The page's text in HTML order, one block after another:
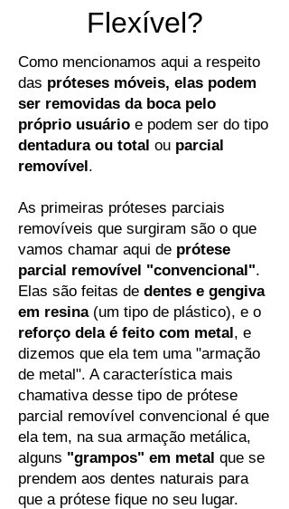
Flexível?
Como mencionamos aqui a respeito
das próteses móveis, elas podem
ser removidas da boca pelo
próprio usuário e podem ser do tipo
dentadura ou total ou parcial
removível.
As primeiras próteses parciais
removíveis que surgiram são o que
vamos chamar aqui de prótese
parcial removível "convencional".
Elas são feitas de dentes e gengiva
em resina(um tipo de plástico), e o
reforço dela é feito com metal, e
dizemos que ela tem uma "armação
de metal". A característica mais
chamativa desse tipo de prótese
parcial removível convencional é que
ela tem, na sua armação metálica,
alguns "grampos" em metal que se
prendem aos dentes naturais para
que a prótese fique no seu lugar.